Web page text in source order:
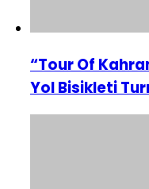
“Tour Of
Yol Bisikleti